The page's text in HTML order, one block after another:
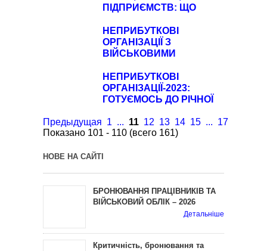
ПІДПРИЄМСТВ: ЩО
НЕПРИБУТКОВІ
ОРГАНІЗАЦІЇ З
ВІЙСЬКОВИМИ
НЕПРИБУТКОВІ
ОРГАНІЗАЦІЇ-2023:
ГОТУЄМОСЬ ДО РІЧНОЇ
Предыдущая 1 ... 11 12 13 14 15 ... 17
Показано 101 - 110 (всего 161)
НОВЕ НА САЙТІ
БРОНЮВАННЯ ПРАЦІВНИКІВ ТА
ВІЙСЬКОВИЙ ОБЛІК – 2026
Детальніше
Критичність, бронювання та